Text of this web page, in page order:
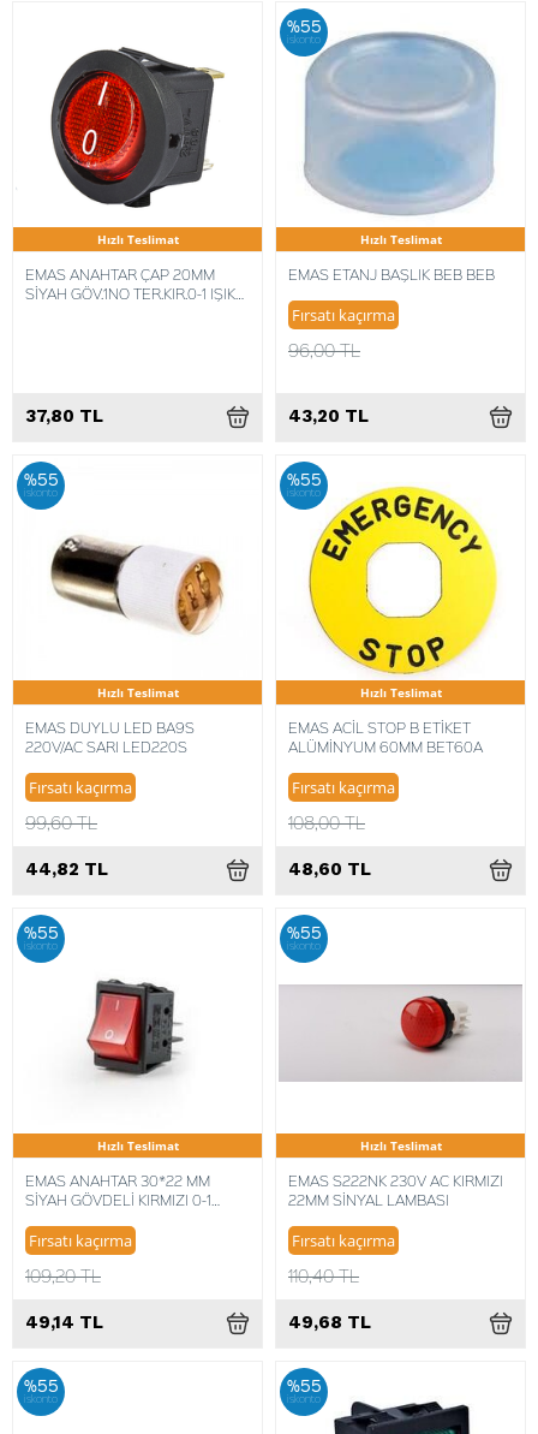
Hızlı Teslimat
EMAS ANAHTAR ÇAP 20MM
SİYAH GÖV.1NO TER.KIR.0-1 IŞIKLI
37,80 TL
%55
iskonto
Hızlı Teslimat
EMAS ETANJ BAŞLIK BEB BEB
Fırsatı kaçırma
96,00 TL
43,20 TL
%55
iskonto
Hızlı Teslimat
EMAS DUYLU LED BA9S
220V/AC SARI LED220S
Fırsatı kaçırma
99,60 TL
44,82 TL
%55
iskonto
Hızlı Teslimat
EMAS ACİL STOP B ETİKET
ALÜMİNYUM 60MM BET60A
Fırsatı kaçırma
108,00 TL
48,60 TL
%55
iskonto
Hızlı Teslimat
EMAS ANAHTAR 30*22 MM
SİYAH GÖVDELİ KIRMIZI 0-1
Fırsatı kaçırma
109,20 TL
49,14 TL
%55
iskonto
Hızlı Teslimat
EMAS S222NK 230V AC KIRMIZI
22MM SİNYAL LAMBASI
Fırsatı kaçırma
110,40 TL
49,68 TL
%55
iskonto
%55
iskonto